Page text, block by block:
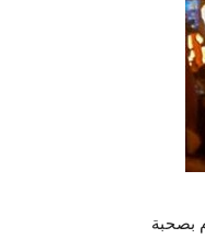
بصحبة